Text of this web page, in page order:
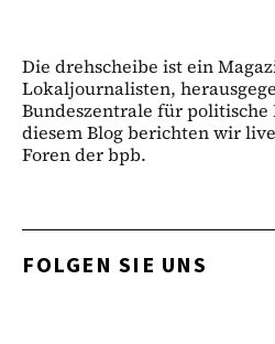
Die drehscheibe ist ein
Lokaljournalisten,
Bundeszentrale für
diesem Blog berichten wir
Foren der bpb.
FOLGEN SIE UNS